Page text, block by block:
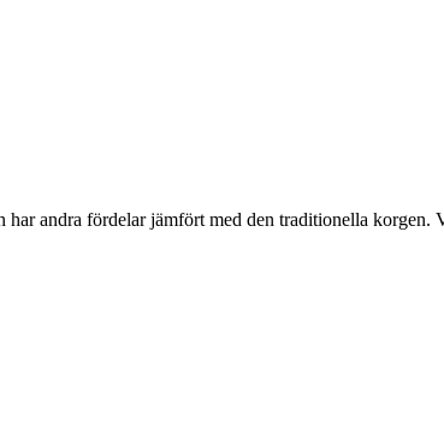
andra fördelar jämfört med den traditionella